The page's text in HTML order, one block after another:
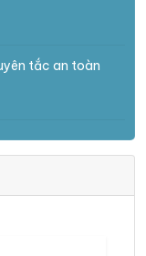
tắc an toàn